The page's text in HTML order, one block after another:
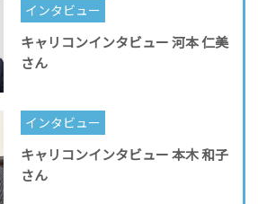
インタビュー
キャリコンインタビュー 河本 仁美
さん
インタビュー
キャリコンインタビュー 本木 和子
さん